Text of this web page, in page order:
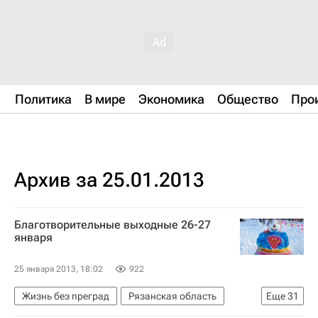
Политика В мире Экономика Общество
Архив за 25.01.2013
Благотворительные выходные 26-27
января
25 января 2013, 18:02 922
Еще31
Жизнь без преград
Рязанская область